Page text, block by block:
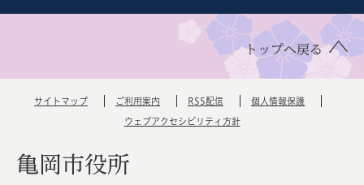
トップへ戻る
サイトマップ ご利用案内 RSS配信 個人情報保護
ウェブアクセシビリティ方針
亀岡市役所